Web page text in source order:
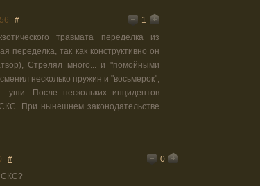
#
1
травмата переделка из
переделка, так как конструктивно он
Стрелял много... и "помойными
несколько пружин и "восьмерок",
После нескольких инцидентов
При нынешнем законодательстве
#
0
СКС?